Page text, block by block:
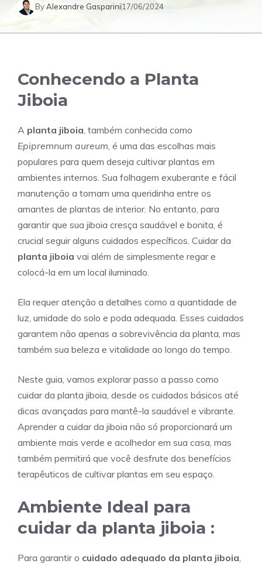
ByAlexandre Gasparini 17/06/2024
Conhecendo a Planta
Jiboia
A planta jiboia, também conhecida como
Epipremnum aureum, é uma das escolhas mais
populares para quem deseja cultivar plantas em
ambientes internos. Sua folhagem exuberante e fácil
manutenção a tornam uma queridinha entre os
amantes de plantas de interior. No entanto, para
garantir que sua jiboia cresça saudável e bonita, é
crucial seguir alguns cuidados específicos. Cuidar da
planta jiboia vai além de simplesmente regar e
colocá-la em um local iluminado.
Ela requer atenção a detalhes como a quantidade de
luz, umidade do solo e poda adequada. Esses cuidados
garantem não apenas a sobrevivência da planta, mas
também sua beleza e vitalidade ao longo do tempo.
Neste guia, vamos explorar passo a passo como
cuidar da planta jiboia, desde os cuidados básicos até
dicas avançadas para mantê-la saudável e vibrante.
Aprender a cuidar da jiboia não só proporcionará um
ambiente mais verde e acolhedor em sua casa, mas
também permitirá que você desfrute dos benefícios
terapêuticos de cultivar plantas em seu espaço.
Ambiente Ideal para
cuidar da planta jiboia :
Para garantir o cuidado adequado da planta jiboia,